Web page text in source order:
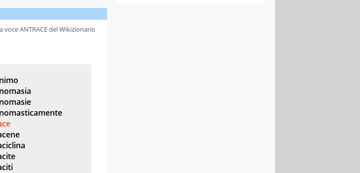
voce ANTRACE del Wikizionario